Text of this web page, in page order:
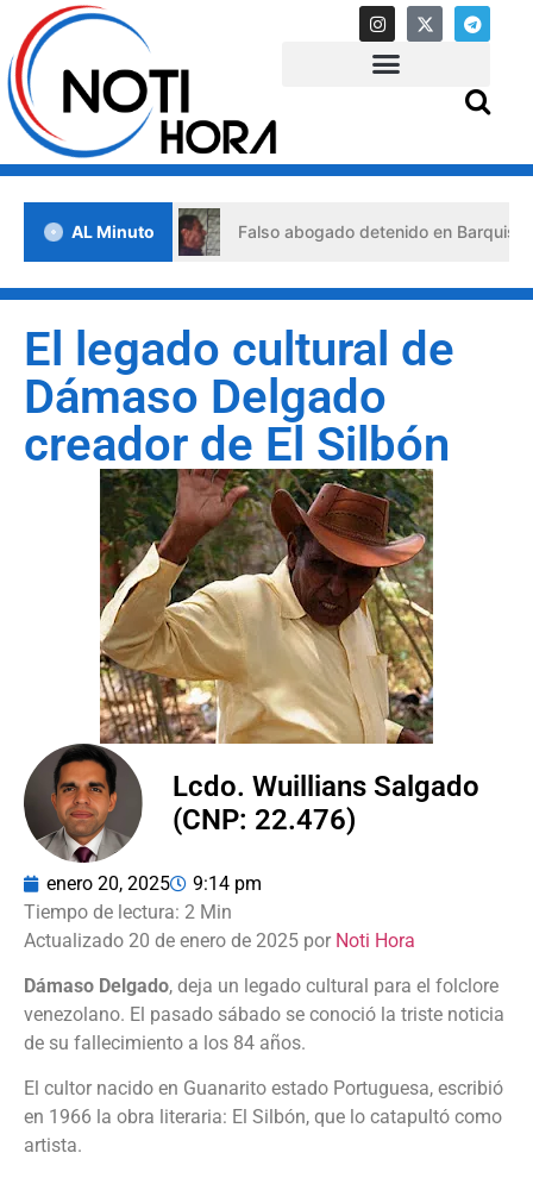
AL MinutoFalso abogado detenido en Barquisimeto:
El legado cultural de
Dámaso Delgado
creador de El Silbón
Lcdo. Wuillians Salgado
(CNP: 22.476)
enero 20, 2025 9:14 pm
Actualizado 20 de enero de 2025 por Noti Hora
Dámaso Delgado, deja un legado cultural para el folclore
venezolano. El pasado sábado se conoció la triste noticia
de su fallecimiento a los 84 años.
El cultor nacido en Guanarito estado Portuguesa, escribió
en 1966 la obra literaria: El Silbón, que lo catapultó como
artista.